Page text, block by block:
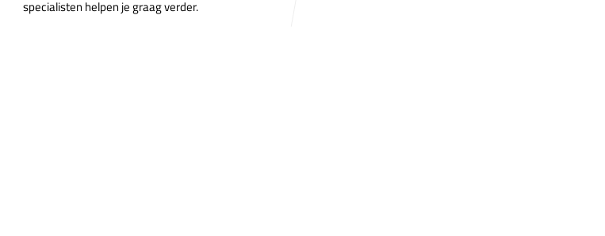
specialisten helpen je graag verder.